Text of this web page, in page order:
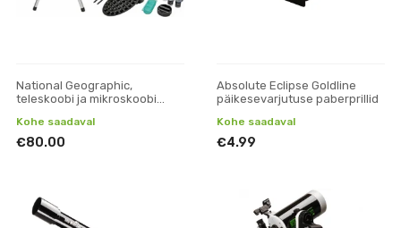
National Geographic,
teleskoobi ja mikroskoobi
Kohe saadaval
€80.00
Absolute Eclipse Goldline
päikesevarjutuse paberprillid
Kohe saadaval
€4.99